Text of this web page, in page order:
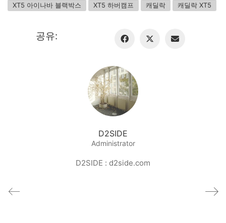
XT5 아이나바 블랙박스
XT5 하버캠프 캐딜락 캐딜락 XT5
공유:
D2SIDE
Administrator
D2SIDE : d2side.com